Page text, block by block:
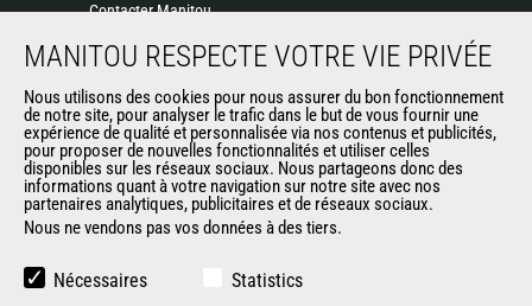
Contacter Manitou
Politique de protection des données
Evénements
Actualités
Historique
AUTRES SITES DU GROUPE
Manitou Group
MANITOU RESPECTE VOTRE VIE PRIVÉE
Nous utilisons des cookies pour nous assurer du bon fonctionnement
de notre site, pour analyser le trafic dans le but de vous fournir une
expérience de qualité et personnalisée via nos contenus et publicités,
pour proposer de nouvelles fonctionnalités et utiliser celles
disponibles sur les réseaux sociaux. Nous partageons donc des
informations quant à votre navigation sur notre site avec nos
partenaires analytiques, publicitaires et de réseaux sociaux.
Nous ne vendons pas vos données à des tiers.
Nécessaires
Statistics